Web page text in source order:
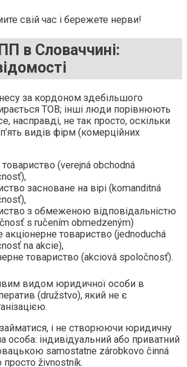
свій час і бережете нерви!
в Словаччині:
за кордоном здебільшого
ТОВ; інші люди порівнюють
насправді, не так просто, оскільки
видів фірм (комерційних
(verejná obchodná
засноване на вірі (komanditná
з обмеженою відповідальністю
s ručením obmedzeným)
акціонерне товариство (jednoduchá
na akcie),
товариство (akciová spoločnosť).
видом юридичної особи в
(družstvo), який не є
і не створюючи юридичну
особа: індивідуальний або приватний
samostatne zárobkovo činná
просто živnostník.